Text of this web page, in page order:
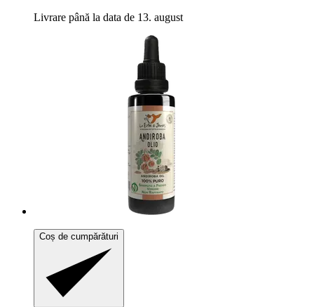
Livrare până la data de 13. august
Coș de cumpărături